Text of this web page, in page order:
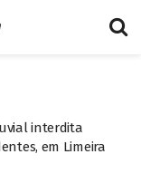
interdita
em Limeira